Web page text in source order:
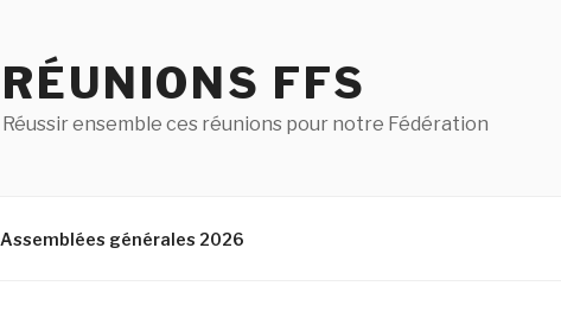
RÉUNIONS FFS
Réussir ensemble ces réunions pour notre Fédération
Assemblées générales 2026